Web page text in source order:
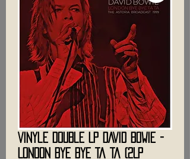
Vinyle Double LP DAVID BOWIE -
London Bye Bye Ta Ta (2LP